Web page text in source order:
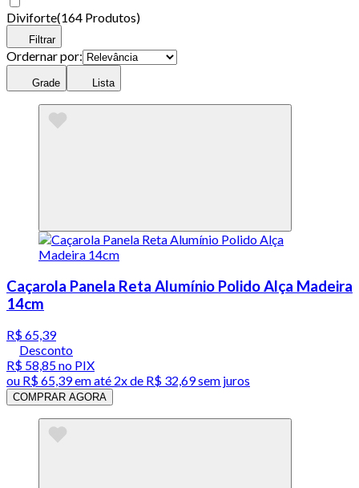
Diviforte(164 Produtos)
Filtrar
Ordernar por:
Grade Lista
Caçarola Panela Reta Alumínio Polido Alça Madeira
14cm
R$ 65,39
Desconto
R$ 58,85no PIX
ou R$ 65,39em até 2x de R$ 32,69 sem juros
COMPRAR AGORA